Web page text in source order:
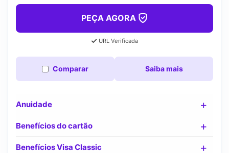
PEÇA AGORA
URL Verificada
Comparar Saiba mais
Anuidade
Benefícios do cartão
Benefícios Visa Classic